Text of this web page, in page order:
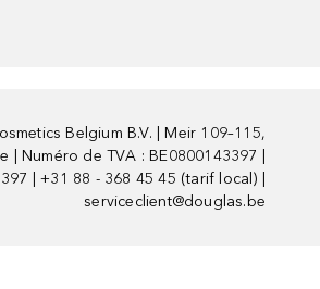
Belgium B.V. | Meir 109–115,
| Numéro de TVA : BE0800143397 |
| +31 88 - 368 45 45 (tarif local) |
serviceclient@douglas.be